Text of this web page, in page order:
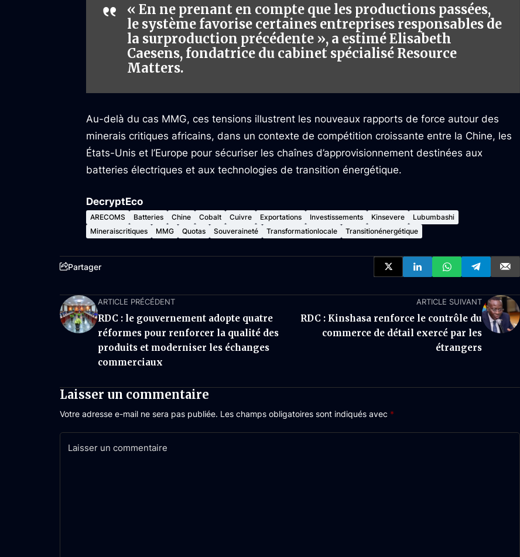
« En ne prenant en compte que les productions passées,
le système favorise certaines entreprises responsables de
la surproduction précédente », a estimé Elisabeth
Caesens, fondatrice du cabinet spécialisé Resource
Matters.
Au-delà du cas MMG, ces tensions illustrent les nouveaux rapports de force autour des
minerais critiques africains, dans un contexte de compétition croissante entre la Chine, les
États-Unis et l’Europe pour sécuriser les chaînes d’approvisionnement destinées aux
batteries électriques et aux technologies de transition énergétique.
DecryptEco
ARECOMS Batteries Chine Cobalt Cuivre Exportations Investissements Kinsevere
Lubumbashi
Mineraiscritiques
MMG Quotas Souveraineté Transformationlocale Transitionénergétique
Partager
ARTICLE PRÉCÉDENT
RDC : le gouvernement adopte quatre
réformes pour renforcer la qualité des
produits et moderniser les échanges
commerciaux
ARTICLE SUIVANT
RDC : Kinshasa renforce le contrôle du
commerce de détail exercé par les
étrangers
Laisser un commentaire
Votre adresse e-mail ne sera pas publiée. Les champs obligatoires sont indiqués avec *